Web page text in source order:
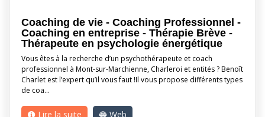
Coaching de vie - Coaching Professionnel -
Coaching en entreprise - Thérapie Brève -
Thérapeute en psychologie énergétique
Vous êtes à la recherche d’un psychothérapeute et coach
professionnel à Mont-sur-Marchienne, Charleroi et entités ? Benoît
Charlet est l’expert qu’il vous faut !Il vous propose différents types
de coa…
Lire la suite Web